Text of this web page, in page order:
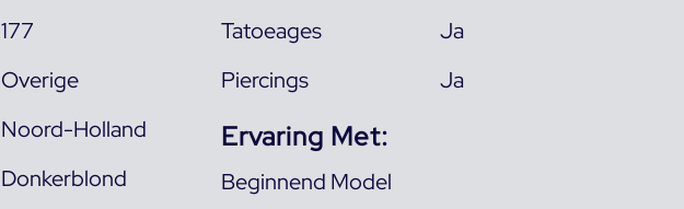
177
Overige
Noord-Holland
Donkerblond
Tatoeages
Ja
Piercings
Ja
Ervaring Met:
Beginnend Model